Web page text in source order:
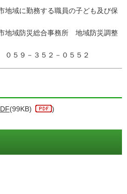
勤務する職員の子ども及び保
域防災総合事務所 地域防災調整
２－０５５２
(99KB) )